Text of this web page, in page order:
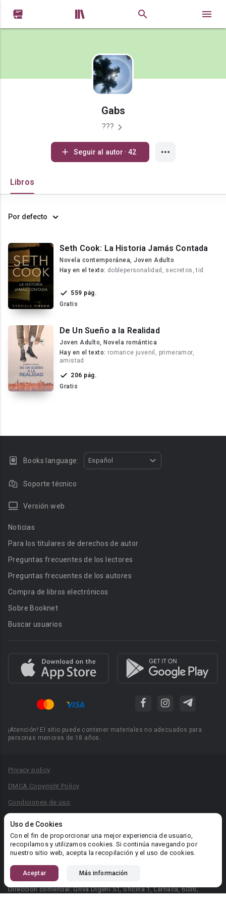
 
Gabs
???
Seguir al autor · 42
Libros
Por defecto
Seth Cook: La Historia Jamás Contada
Novela contemporánea, Joven Adulto
Hay en el texto: doblepersonalidad, secretos, tid
559 pág.
Gratis
De Un Sueño a la Realidad
Joven Adulto, Novela romántica
Hay en el texto: romance juvenil, primeramor,
amistad
206 pág.
Gratis
Uso de Cookies
Con el fin de proporcionar una mejor experiencia de usuario,
recopilamos y utilizamos cookies. Si continúa navegando por
nuestro sitio web, acepta la recopilación y el uso de cookies.
Aceptar Más información
Books language: Español
Soporte técnico
Versión web
Noticias
Para los titulares de derechos de autor
Preguntas frecuentes de los lectores
Preguntas frecuentes de los autores
Compra de libros electrónicos
Sobre Booknet
Buscar usuarios
¡Atención! El sitio puede contener materiales no adecuados para
personas menores de 18 años.
Privacy policy
DMCA Copyright Policy
Condiciones de uso
Reglas para la publicación de libros
Área RR.PP.: pr@booknet.com
© 2026 Booknet. Todos los derechos reservados.
Dirección comercial: Griva Digeni 51, oficina 1, Larnaca, 6036,